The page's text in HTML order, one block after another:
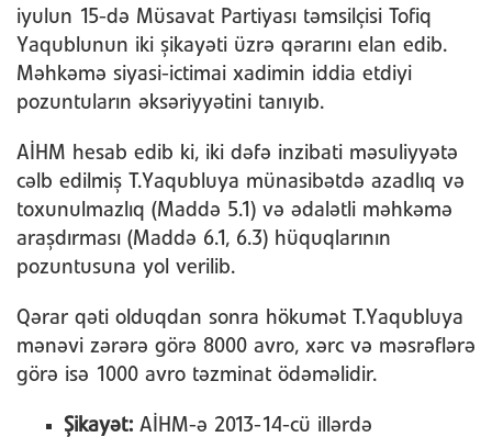
iyulun 15-də Müsavat Partiyası təmsilçisi Tofiq
Yaqublunun iki şikayəti üzrə qərarını elan edib.
Məhkəmə siyasi-ictimai xadimin iddia etdiyi
pozuntuların əksəriyyətini tanıyıb.
AİHM hesab edib ki, iki dəfə inzibati məsuliyyətə
cəlb edilmiş T.Yaqubluya münasibətdə azadlıq və
toxunulmazlıq (Maddə 5.1) və ədalətli məhkəmə
araşdırması (Maddə 6.1, 6.3) hüquqlarının
pozuntusuna yol verilib.
Qərar qəti olduqdan sonra hökumət T.Yaqubluya
mənəvi zərərə görə 8000 avro, xərc və məsrəflərə
görə isə 1000 avro təzminat ödəməlidir.
Şikayət:AİHM-ə 2013-14-cü illərdə